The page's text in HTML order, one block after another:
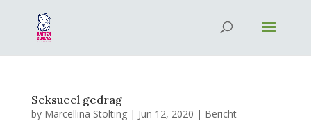
Seksueel gedrag
by Marcellina Stolting| Jun 12, 2020 | Bericht